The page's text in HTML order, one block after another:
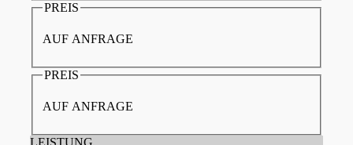
PREIS
AUF ANFRAGE
PREIS
AUF ANFRAGE
LEISTUNG